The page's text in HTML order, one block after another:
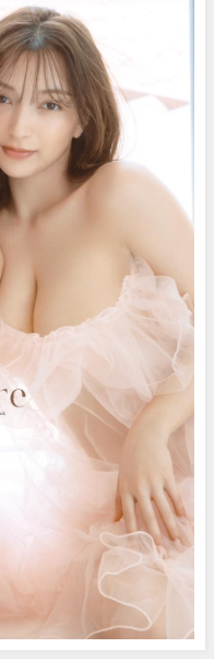
final』好評発売中！ Rin
(Apr 02, 2026) | 週プ
【集英社 週刊プレイ
イ公式】さんより